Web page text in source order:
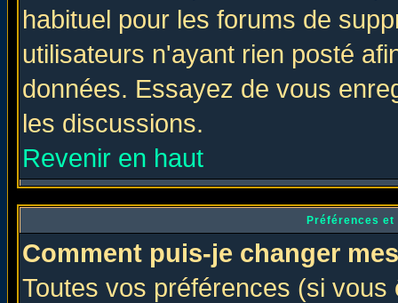
habituel pour les forums de
utilisateurs n'ayant rien posté
données. Essayez de vous
les discussions.
Revenir en haut
Préférences
Comment puis-je changer
Toutes vos préférences (si